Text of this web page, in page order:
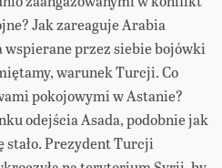
Jak zareaguje Arabia
wspierane przez siebie bojówki
warunek Turcji. Co
pokojowymi w Astanie?
odejścia Asada, podobnie jak
stało. Prezydent Turcji